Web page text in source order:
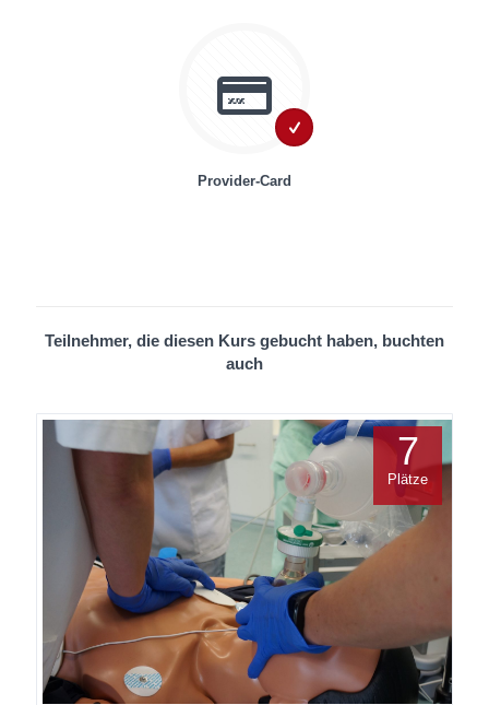
Provider-Card
Teilnehmer, die diesen Kurs gebucht haben, buchten
auch
7
Plätze